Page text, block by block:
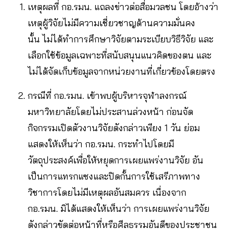
เหตุผลที่ กอ.รมน. แถลงข่าวต่อสื่อมวลชน โดยอ้างว่า
เหตุผู้วิจัยไม่มีความเชี่ยวชาญด้านความมั่นคง
นั้น ไม่ได้ทำการศึกษาวิจัยตามระเบียบวิธีวิจัย และ
เลือกใช้ข้อมูลเฉพาะที่สนับสนุนแนวคิดของตน และ
ไม่ได้จัดเก็บข้อมูลจากหน่วยงานที่เกี่ยวข้องโดยตรง
กรณีที่ กอ.รมน. เข้าพบผู้บริหารจุฬาลงกรณ์
มหาวิทยาลัยโดยไม่ประสานล่วงหน้า ก่อนจัด
กิจกรรมเปิดตัวงานวิจัยดังกล่าวเพียง 1 วัน ย่อม
แสดงให้เห็นว่า กอ.รมน. กระทำไปโดยมี
วัตถุประสงค์เพื่อให้หยุดการเผยแพร่งานวิจัย อัน
เป็นการแทรกแซงและปิดกั้นการใช้เสรีภาพทาง
วิชาการโดยไม่มีเหตุผลอันสมควร เนื่องจาก
กอ.รมน. มิได้แสดงให้เห็นว่า การเผยแพร่งานวิจัย
ดังกล่าวขัดต่อหน้าที่หรือศีลธรรมอันดีของประชาชน